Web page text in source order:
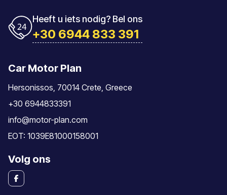
Heeft u iets nodig? Bel ons
+30 6944 833 391
Car Motor Plan
Hersonissos, 70014 Crete, Greece
+30 6944833391
info@motor-plan.com
EOT: 1039E81000158001
Volg ons